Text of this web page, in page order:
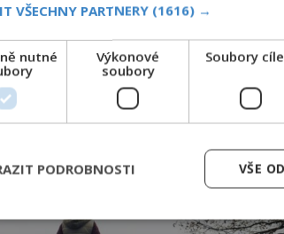
– od dědičnosti přes autoimunitní
radioterapii, chirurgické
štítné žlázy. Problém s
když chce žena otěhotnět.
VŠECHNY PARTNERY (1616) →
nutné
Výkonové
soubory
Soubory
VŠE
PODROBNOSTI